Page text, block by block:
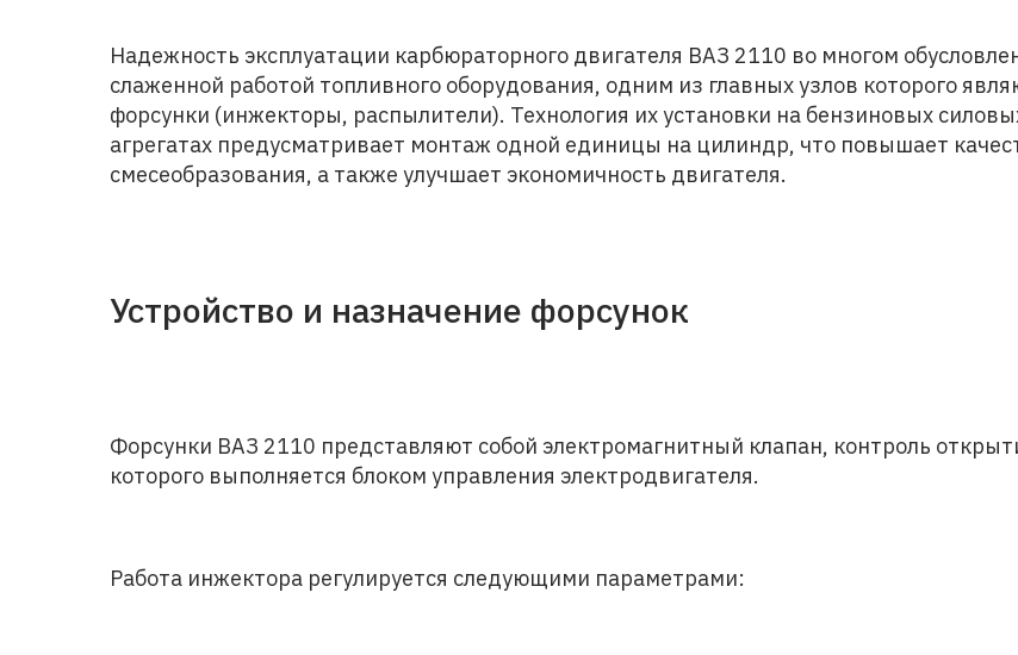
Надежность эксплуатации карбюраторного двигателя ВАЗ 2110 во многом
слаженной работой топливного оборудования, одним из главных узлов которого
форсунки (инжекторы, распылители). Технология их установки на бензиновых
агрегатах предусматривает монтаж одной единицы на цилиндр, что повышает
смесеобразования, а также улучшает экономичность двигателя.
Устройство и назначение форсунок
Форсунки ВАЗ 2110 представляют собой электромагнитный клапан, контроль
которого выполняется блоком управления электродвигателя.
Работа инжектора регулируется следующими параметрами: